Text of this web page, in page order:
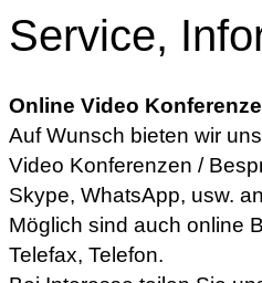
Service,
Online Video
Auf Wunsch bieten wir
Video Konferenzen /
Skype, WhatsApp, usw.
Möglich sind auch online
Telefax, Telefon.